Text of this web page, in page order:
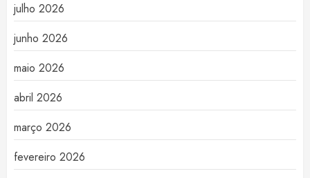
julho 2026
junho 2026
maio 2026
abril 2026
março 2026
fevereiro 2026